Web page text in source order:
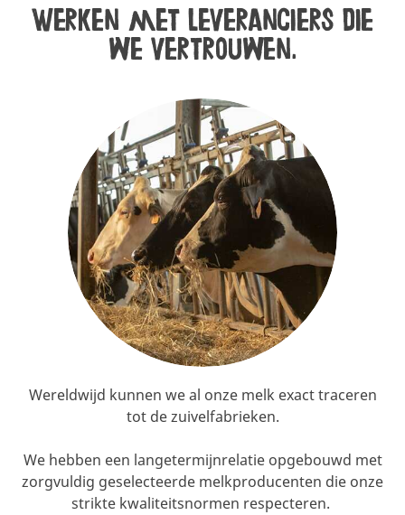
Werken met leveranciers die
we vertrouwen.
Wereldwijd kunnen we al onze melk exact traceren
tot de zuivelfabrieken.
We hebben een langetermijnrelatie opgebouwd met
zorgvuldig geselecteerde melkproducenten die onze
strikte kwaliteitsnormen respecteren.